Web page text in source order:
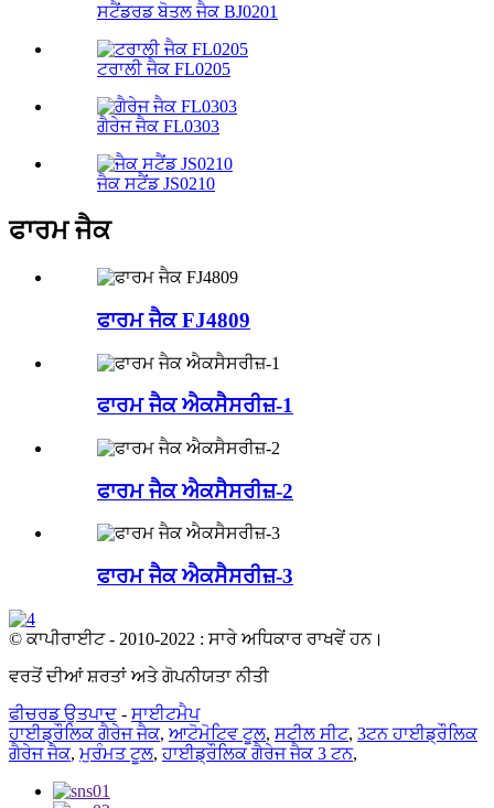
ਸਟੈਂਡਰਡ ਬੋਤਲ ਜੈਕ BJ0201
ਟਰਾਲੀ ਜੈਕ FL0205
ਗੈਰੇਜ ਜੈਕ FL0303
ਜੈਕ ਸਟੈਂਡ JS0210
ਫਾਰਮ ਜੈਕ
ਫਾਰਮ ਜੈਕ FJ4809
ਫਾਰਮ ਜੈਕ ਐਕਸੈਸਰੀਜ਼-1
ਫਾਰਮ ਜੈਕ ਐਕਸੈਸਰੀਜ਼-2
ਫਾਰਮ ਜੈਕ ਐਕਸੈਸਰੀਜ਼-3
© ਕਾਪੀਰਾਈਟ - 2010-2022 : ਸਾਰੇ ਅਧਿਕਾਰ ਰਾਖਵੇਂ ਹਨ।
ਵਰਤੋਂ ਦੀਆਂ ਸ਼ਰਤਾਂ ਅਤੇ ਗੋਪਨੀਯਤਾ ਨੀਤੀ
ਫੀਚਰਡ ਉਤਪਾਦ - ਸਾਈਟਮੈਪ
ਹਾਈਡ੍ਰੌਲਿਕ ਗੈਰੇਜ ਜੈਕ, ਆਟੋਮੋਟਿਵ ਟੂਲ, ਸਟੀਲ ਸੀਟ, 3ਟਨ ਹਾਈਡ੍ਰੌਲਿਕ
ਗੈਰੇਜ ਜੈਕ, ਮੁਰੰਮਤ ਟੂਲ,ਹਾਈਡ੍ਰੌਲਿਕ ਗੈਰੇਜ ਜੈਕ 3 ਟਨ,